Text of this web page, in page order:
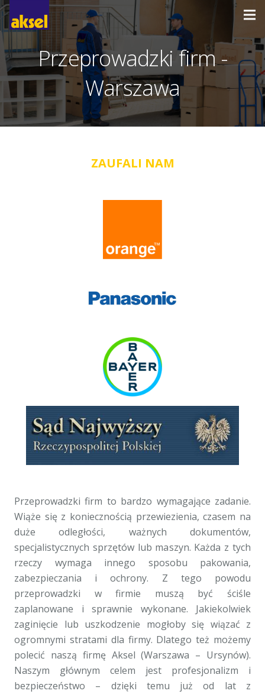
Przeprowadzki firm -
Warszawa
ZAUFALI NAM
Przeprowadzki firm to bardzo wymagające zadanie.
Wiąże się z koniecznością przewiezienia, czasem na
duże odległości, ważnych dokumentów,
specjalistycznych sprzętów lub maszyn. Każda z tych
rzeczy wymaga innego sposobu pakowania,
zabezpieczania i ochrony. Z tego powodu
przeprowadzki w firmie muszą być ściśle
zaplanowane i sprawnie wykonane. Jakiekolwiek
zaginięcie lub uszkodzenie mogłoby się wiązać z
ogromnymi stratami dla firmy. Dlatego też możemy
polecić naszą firmę Aksel (Warszawa – Ursynów).
Naszym głównym celem jest profesjonalizm i
bezpieczeństwo – dzięki temu już od lat z